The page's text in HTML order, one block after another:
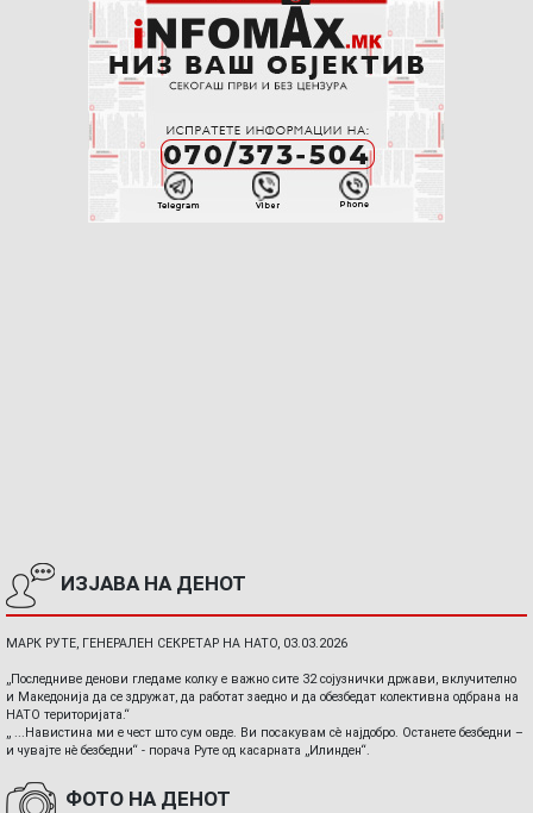
ИЗЈАВА НА ДЕНОТ
МАРК РУТЕ, ГЕНЕРАЛЕН СЕКРЕТАР НА НАТО, 03.03.2026
„Последниве денови гледаме колку е важно сите 32 сојузнички држави, вклучително
и Македонија да се здружат, да работат заедно и да обезбедат колективна одбрана на
НАТО територијата.“
„ ...Навистина ми е чест што сум овде. Ви посакувам сè најдобро. Останете безбедни –
и чувајте нè безбедни“ - порача Руте од касарната „Илинден“.
ФОТО НА ДЕНОТ